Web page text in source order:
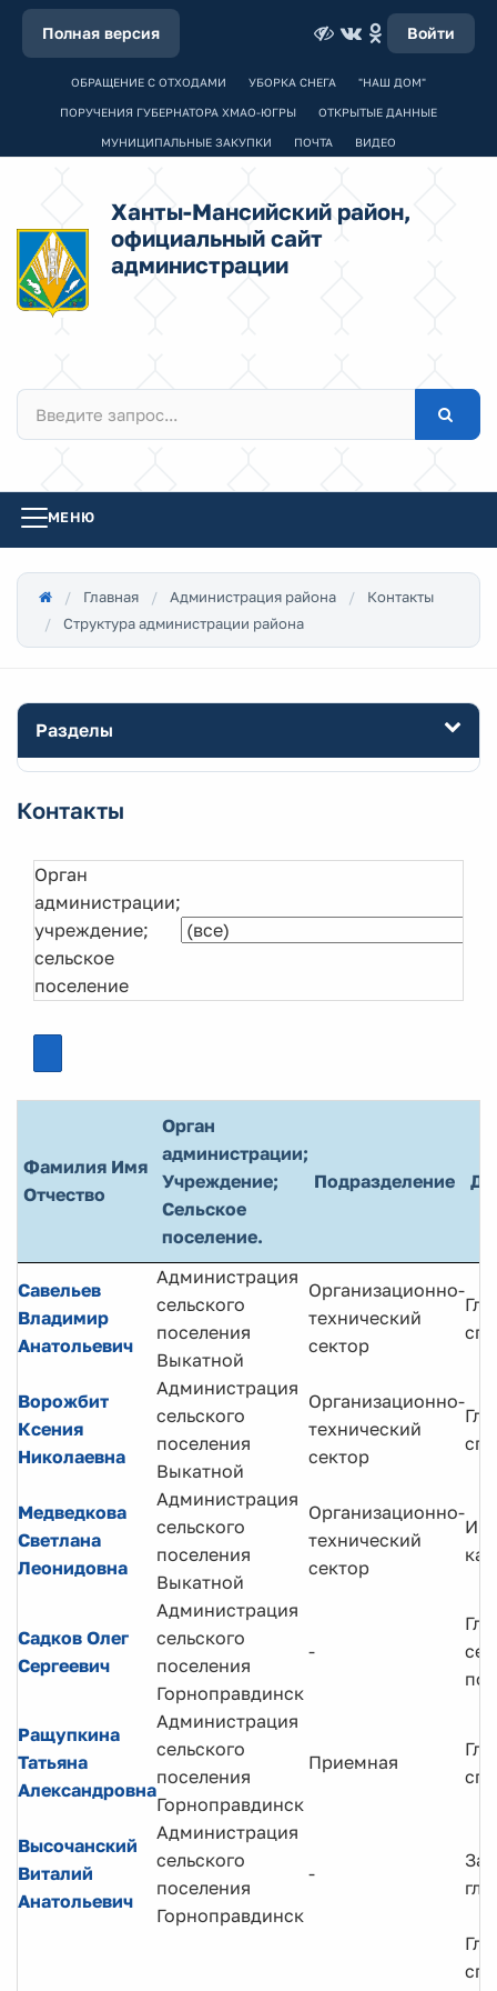
Полная версия Войти
ОБРАЩЕНИЕ С ОТХОДАМИ УБОРКА СНЕГА "НАШ ДОМ"
ПОРУЧЕНИЯ ГУБЕРНАТОРА ХМАО-ЮГРЫ ОТКРЫТЫЕ ДАННЫЕ
МУНИЦИПАЛЬНЫЕ ЗАКУПКИ ПОЧТА ВИДЕО
Ханты-Мансийский район,
официальный сайт
администрации
МЕНЮ
Главная Администрация района
Контакты
Структура администрации района
Разделы
Контакты
Орган
администрации;
учреждение;
сельское
поселение
Фамилия Имя
Отчество
Орган
администрации;
Учреждение;
Сельское
поселение.
Подразделение
Савельев
Владимир
Анатольевич
Администрация
сельского
поселения
Выкатной
Организационно-
технический
сектор
Ворожбит
Ксения
Николаевна
Администрация
сельского
поселения
Выкатной
Организационно-
технический
сектор
Медведкова
Светлана
Леонидовна
Администрация
сельского
поселения
Выкатной
Организационно-
технический
сектор
Садков Олег
Сергеевич
Администрация
сельского
поселения
Горноправдинск
-
Ращупкина
Татьяна
Александровна
Администрация
сельского
поселения
Горноправдинск
Приемная
Высочанский
Виталий
Анатольевич
Администрация
сельского
поселения
Горноправдинск
-